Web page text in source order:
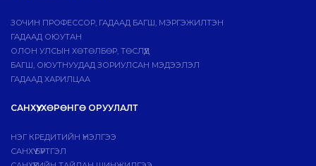
ЗОЧИН ПРОФЕССОР, ГАДААД БАГШ, МЭРГЭЖИЛТЭН
ГАДААД ОЮУТАН
ОЛОН УЛСЫН ХӨТӨЛБӨР, ТӨСЛҮҮД
БАГШ, ОЮУТНУУДАД ЗОРИУЛСАН МЭДЭЭЛЭЛ
ГАДААД ХАРИЛЦАА
САНХҮҮ, ХӨРӨНГӨ ОРУУЛАЛТ
НЭГ КРЕДИТИЙН ҮНЭЛГЭЭ
САНХҮҮ БҮРТГЭЛ